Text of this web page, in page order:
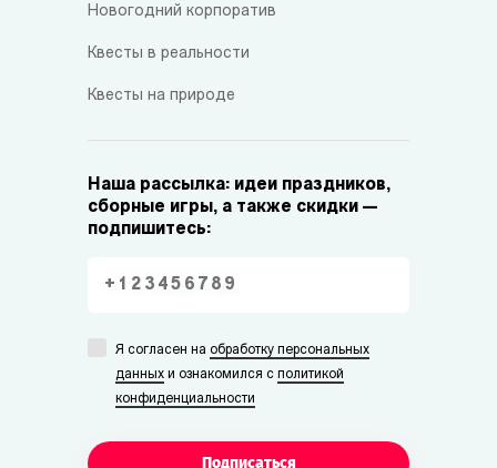
Новогодний корпоратив
Квесты в реальности
Квесты на природе
Наша рассылка: идеи праздников,
сборные игры, а также скидки —
подпишитесь:
Я согласен на обработку персональных
данных и ознакомился с политикой
конфиденциальности
Подписаться